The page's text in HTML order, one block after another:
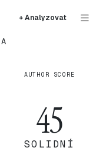
+ Analyzovat
AUTHOR SCORE
45
SOLIDNÍ